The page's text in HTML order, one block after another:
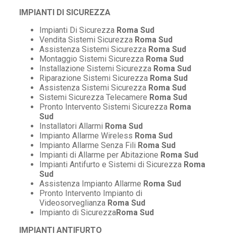
IMPIANTI DI SICUREZZA
Impianti Di Sicurezza Roma Sud
Vendita Sistemi Sicurezza Roma Sud
Assistenza Sistemi Sicurezza Roma Sud
Montaggio Sistemi Sicurezza Roma Sud
Installazione Sistemi Sicurezza Roma Sud
Riparazione Sistemi Sicurezza Roma Sud
Assistenza Sistemi Sicurezza Roma Sud
Sistemi Sicurezza Telecamere Roma Sud
Pronto Intervento Sistemi Sicurezza Roma
Sud
Installatori Allarmi Roma Sud
Impianto Allarme Wireless Roma Sud
Impianto Allarme Senza Fili Roma Sud
Impianti di Allarme per Abitazione Roma Sud
Impianti Antifurto e Sistemi di Sicurezza Roma
Sud
Assistenza Impianto Allarme Roma Sud
Pronto Intervento Impianto di
Videosorveglianza Roma Sud
Impianto di SicurezzaRoma Sud
IMPIANTI ANTIFURTO